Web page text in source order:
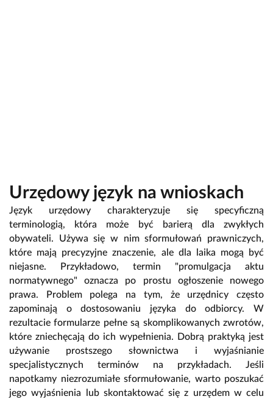
Urzędowy język na wnioskach
Język urzędowy charakteryzuje się specyficzną
terminologią, która może być barierą dla zwykłych
obywateli. Używa się w nim sformułowań prawniczych,
które mają precyzyjne znaczenie, ale dla laika mogą być
niejasne. Przykładowo, termin "promulgacja aktu
normatywnego" oznacza po prostu ogłoszenie nowego
prawa. Problem polega na tym, że urzędnicy często
zapominają o dostosowaniu języka do odbiorcy. W
rezultacie formularze pełne są skomplikowanych zwrotów,
które zniechęcają do ich wypełnienia. Dobrą praktyką jest
używanie prostszego słownictwa i wyjaśnianie
specjalistycznych terminów na przykładach. Jeśli
napotkamy niezrozumiałe sformułowanie, warto poszukać
jego wyjaśnienia lub skontaktować się z urzędem w celu